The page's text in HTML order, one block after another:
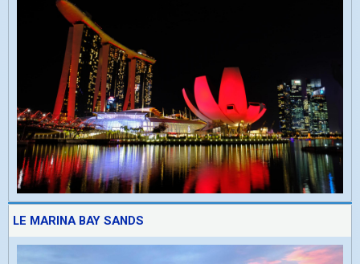
LE MARINA BAY SANDS